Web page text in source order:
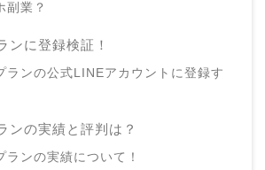
副業？
ンに登録検証！
ランの公式LINEアカウントに登録す
ンの実績と評判は？
ランの実績について！